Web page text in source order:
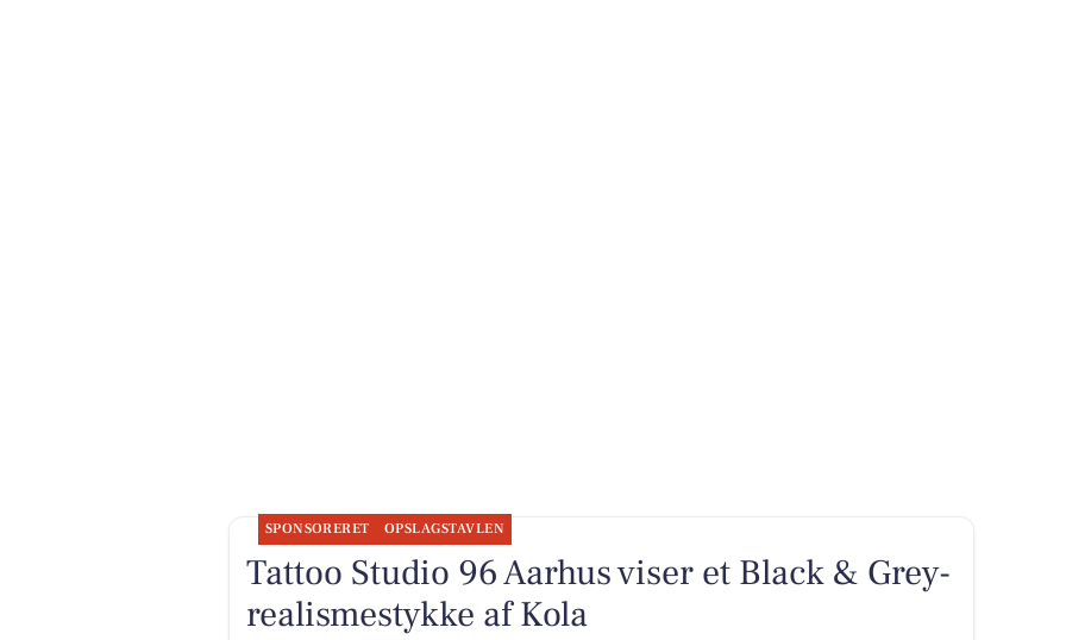
SPONSORERET OPSLAGSTAVLEN
Tattoo Studio 96 Aarhus viser et Black & Grey-
realismestykke af Kola